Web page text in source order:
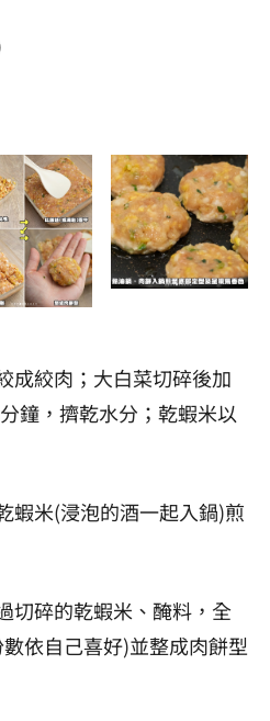
成絞肉；大白菜切碎後加
鐘，擠乾水分；乾蝦米以
蝦米(浸泡的酒一起入鍋)煎
切碎的乾蝦米、醃料，全
依自己喜好)並整成肉餅型